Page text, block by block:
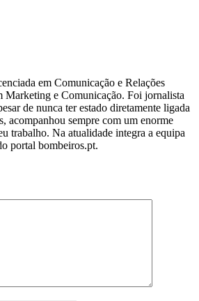
em Comunicação e Relações
Marketing e Comunicação. Foi jornalista
de nunca ter estado diretamente ligada
acompanhou sempre com um enorme
trabalho. Na atualidade integra a equipa
portal bombeiros.pt.